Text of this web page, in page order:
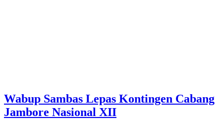
Wabup Sambas Lepas Kontingen Cabang
Jambore Nasional XII